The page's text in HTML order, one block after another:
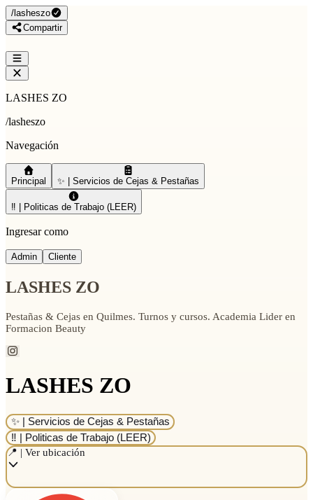
/ lasheszo
Compartir
LASHES ZO
/lasheszo
Navegación
Principal ✨ | Servicios de Cejas & Pestañas
‼️ | Politicas de Trabajo (LEER)
Ingresar como
Admin Cliente
LASHES ZO
Pestañas & Cejas en Quilmes. Turnos y cursos. Academia Lider en
Formacion Beauty
LASHES ZO
✨ | Servicios de Cejas & Pestañas
‼️ | Politicas de Trabajo (LEER)
📍 | Ver ubicación